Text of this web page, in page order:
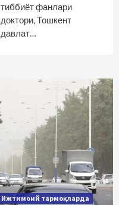
тиббиёт фанлари
доктори, Тошкент
давлат…
Ижтимоий тармоқларда